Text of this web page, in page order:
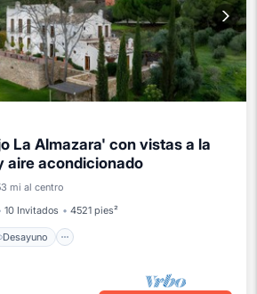
La Almazara' con vistas a la
aire acondicionado
mi al centro
10 Invitados 4521 pies²
Desayuno
Desayuno
Piscina